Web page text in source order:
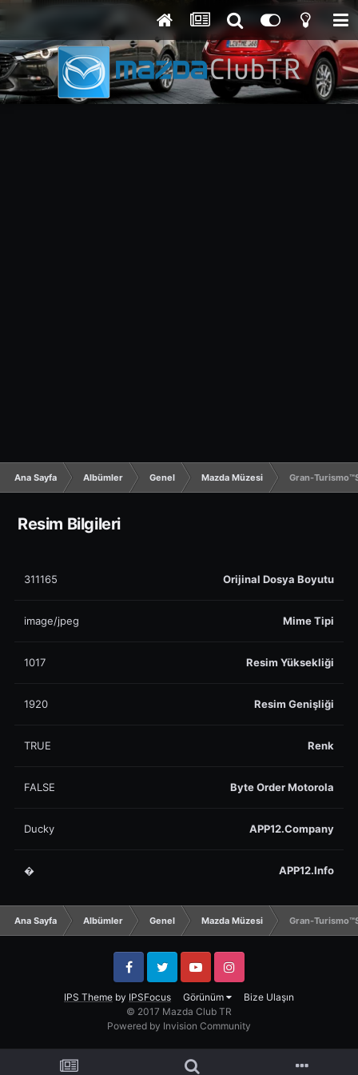
Ana Sayfa Albümler Genel Mazda Müzesi Gran-
Resim Bilgileri
Orijinal Dosya Boyutu
311165
Mime Tipi
image/jpeg
Resim Yüksekliği
1017
Resim Genişliği
1920
Renk
TRUE
Byte Order Motorola
FALSE
APP12.Company
Ducky
APP12.Info
�
Ana Sayfa Albümler Genel Mazda Müzesi Gran-
IPS Theme by IPSFocus Görünüm Bize Ulaşın
FacebookTwitter YouTube Instagram
© 2017 Mazda Club TR
Powered by Invision Community